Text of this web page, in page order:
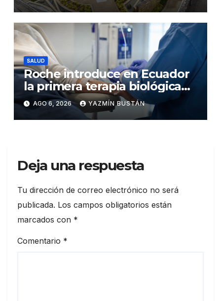
seguridad ciudadana
SALUD
Roche introduce en Ecuador
la primera terapia biológica
de precisión capaz de
detener el daño renal por
nefritis lúpica
AGO 6, 2026 YAZMÍN BUSTÁN
Deja una respuesta
Tu dirección de correo electrónico no será
publicada. Los campos obligatorios están
marcados con *
Comentario *